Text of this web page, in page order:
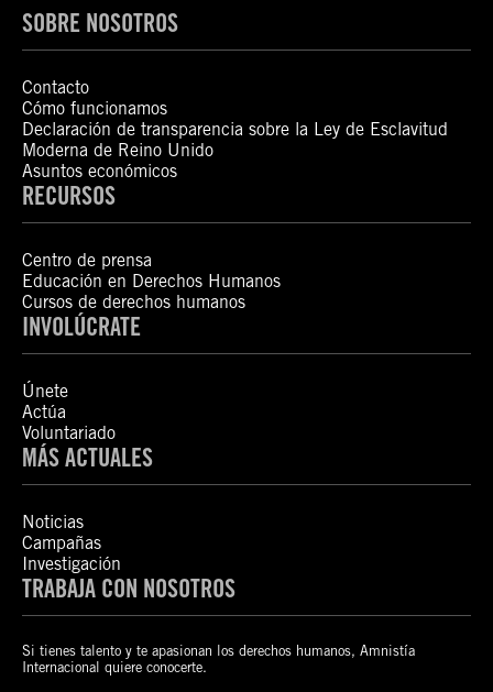
SOBRE NOSOTROS
Contacto
Cómo funcionamos
Declaración de transparencia sobre la Ley de Esclavitud
Moderna de Reino Unido
Asuntos económicos
RECURSOS
Centro de prensa
Educación en Derechos Humanos
Cursos de derechos humanos
INVOLÚCRATE
Únete
Actúa
Voluntariado
MÁS ACTUALES
Noticias
Campañas
Investigación
TRABAJA CON NOSOTROS
Si tienes talento y te apasionan los derechos humanos, Amnistía
Internacional quiere conocerte.